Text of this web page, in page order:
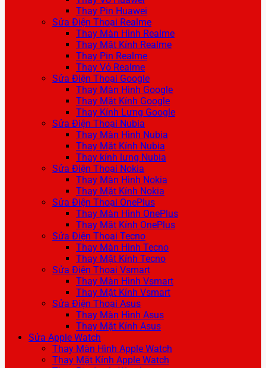
Thay Pin Huawei
Sửa Điện Thoại Realme
Thay Màn Hình Realme
Thay Mặt Kính Realme
Thay Pin Realme
Thay Vỏ Realme
Sửa Điện Thoại Google
Thay Màn Hình Google
Thay Mặt Kính Google
Thay Kính Lưng Google
Sửa Điện Thoại Nubia
Thay Màn Hình Nubia
Thay Mặt Kính Nubia
Thay kính lưng Nubia
Sửa Điện Thoại Nokia
Thay Màn Hình Nokia
Thay Mặt Kính Nokia
Sửa Điện Thoại OnePlus
Thay Màn Hình OnePlus
Thay Mặt Kính OnePlus
Sửa Điện Thoại Tecno
Thay Màn Hình Tecno
Thay Mặt Kính Tecno
Sửa Điện Thoại Vsmart
Thay Màn Hình Vsmart
Thay Mặt Kính Vsmart
Sửa Điện Thoại Asus
Thay Màn Hình Asus
Thay Mặt Kính Asus
Sửa Apple Watch
Thay Màn Hình Apple Watch
Thay Mặt Kính Apple Watch